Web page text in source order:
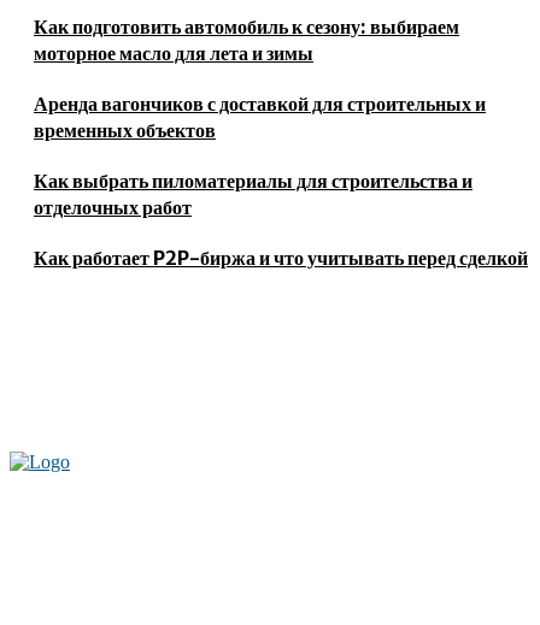
Как подготовить автомобиль к сезону: выбираем
моторное масло для лета и зимы
Аренда вагончиков с доставкой для строительных и
временных объектов
Как выбрать пиломатериалы для строительства и
отделочных работ
Как работает P2P-биржа и что учитывать перед сделкой